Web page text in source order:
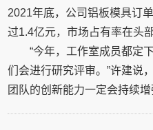
2021年底，公司铝板模具订
过1.4亿元，市场占有率在头
“今年，工作室成员都定
们会进行研究评审。”许建说
团队的创新能力一定会持续增